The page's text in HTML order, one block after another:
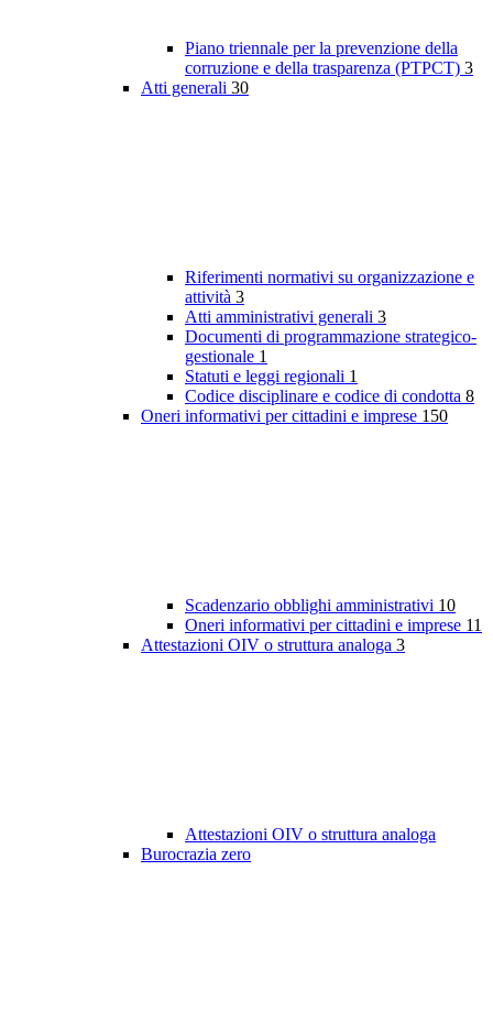
Piano triennale per la prevenzione della
corruzione e della trasparenza (PTPCT) 3
Atti generali 30
Riferimenti normativi su organizzazione e
attività 3
Atti amministrativi generali 3
Documenti di programmazione strategico-
gestionale 1
Statuti e leggi regionali 1
Codice disciplinare e codice di condotta 8
Oneri informativi per cittadini e imprese 150
Scadenzario obblighi amministrativi 10
Oneri informativi per cittadini e imprese 11
Attestazioni OIV o struttura analoga 3
Attestazioni OIV o struttura analoga
Burocrazia zero